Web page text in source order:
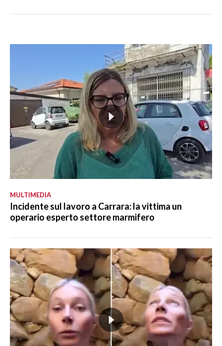
MULTIMEDIA
Incidente sul lavoro a Carrara: la vittima un
operario esperto settore marmifero